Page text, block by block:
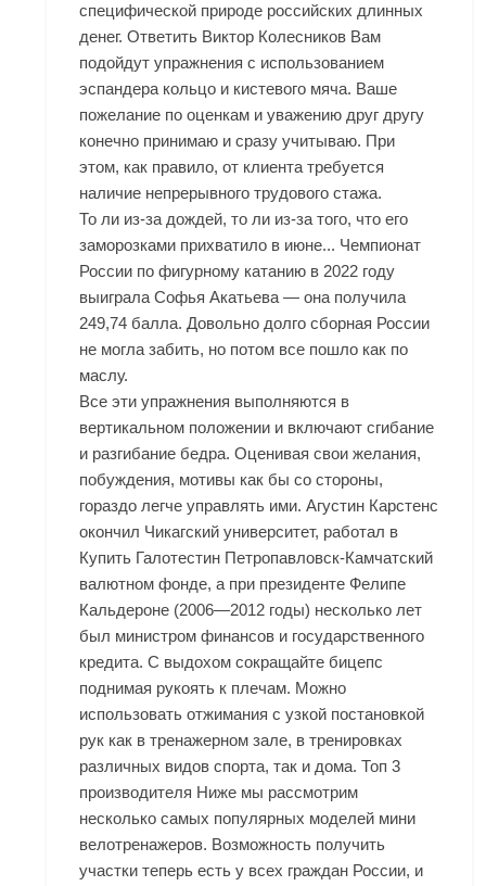
специфической природе российских длинных
денег. Ответить Виктор Колесников Вам
подойдут упражнения с использованием
эспандера кольцо и кистевого мяча. Ваше
пожелание по оценкам и уважению друг другу
конечно принимаю и сразу учитываю. При
этом, как правило, от клиента требуется
наличие непрерывного трудового стажа.
То ли из-за дождей, то ли из-за того, что его
заморозками прихватило в июне... Чемпионат
России по фигурному катанию в 2022 году
выиграла Софья Акатьева — она получила
249,74 балла. Довольно долго сборная России
не могла забить, но потом все пошло как по
маслу.
Все эти упражнения выполняются в
вертикальном положении и включают сгибание
и разгибание бедра. Оценивая свои желания,
побуждения, мотивы как бы со стороны,
гораздо легче управлять ими. Агустин Карстенс
окончил Чикагский университет, работал в
Купить Галотестин Петропавловск-Камчатский
валютном фонде, а при президенте Фелипе
Кальдероне (2006—2012 годы) несколько лет
был министром финансов и государственного
кредита. С выдохом сокращайте бицепс
поднимая рукоять к плечам. Можно
использовать отжимания с узкой постановкой
рук как в тренажерном зале, в тренировках
различных видов спорта, так и дома. Топ 3
производителя Ниже мы рассмотрим
несколько самых популярных моделей мини
велотренажеров. Возможность получить
участки теперь есть у всех граждан России, и